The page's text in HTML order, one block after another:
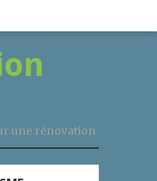
une rénovation